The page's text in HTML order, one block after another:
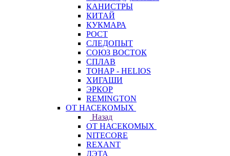
КАНИСТРЫ
КИТАЙ
КУКМАРА
РОСТ
СЛЕДОПЫТ
СОЮЗ ВОСТОК
СПЛАВ
ТОНАР - HELIOS
ХИГАШИ
ЭРКОР
REMINGTON
ОТ НАСЕКОМЫХ
Назад
ОТ НАСЕКОМЫХ
NITECORE
REXANT
ДЭТА